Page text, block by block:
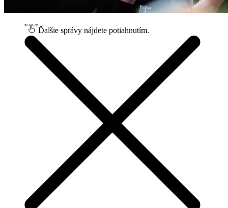
Ďalšie správy nájdete potiahnutím.